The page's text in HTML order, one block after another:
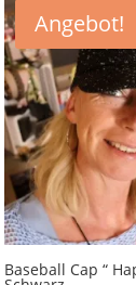
Angebot!
Baseball Cap “